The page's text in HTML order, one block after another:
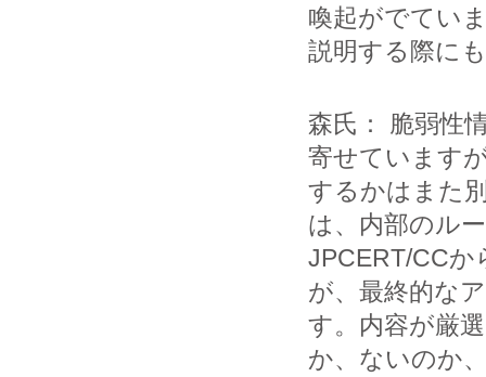
喚起がでてい
説明する際に
森氏： 脆弱性
寄せています
するかはまた
は、内部のル
JPCERT/CCか
が、最終的な
す。内容が厳
か、ないのか